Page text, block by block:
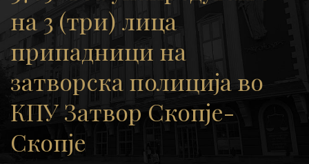
на 3 (три) лица
припадници на
затворска полиција во
КПУ Затвор Скопје-
Скопје